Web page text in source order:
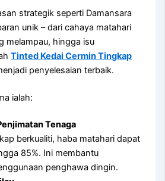
strategik seperti Damansara
unik – dari cahaya matahari
melampau, hingga isu
Tinted Kedai Cermin Tingkap
penyelesaian terbaik.
ialah:
Tenaga
berkualiti, haba matahari dapat
85%. Ini membantu
penghawa dingin.